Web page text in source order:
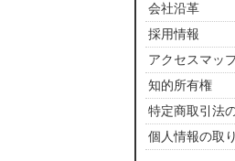
会社沿革
採用情報
アクセスマッ
知的所有権
特定商取引法
個人情報の取